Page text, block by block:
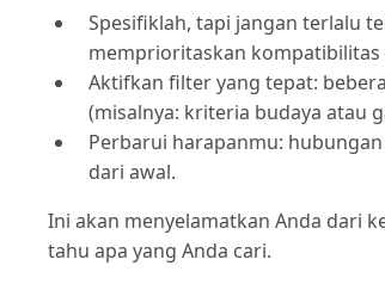
Spesifiklah, tapi jangan terlalu
memprioritaskan
Aktifkan filter yang tepat:
(misalnya: kriteria budaya atau
Perbarui harapanmu:
dari awal.
Ini akan menyelamatkan Anda dari
tahu apa yang Anda cari.